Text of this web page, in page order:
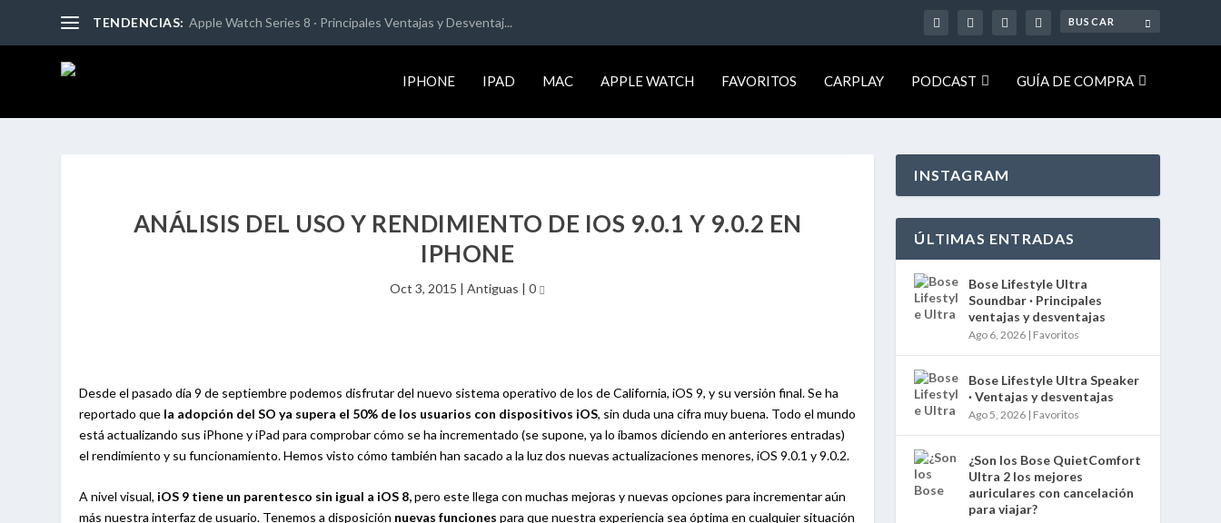
TENDENCIAS: Apple Watch Series 8 · Principales Ventajas y Desventaj...
IPHONE IPAD MAC APPLE WATCH FAVORITOS CARPLAY PODCAST GUÍA DE COMPRA
ANÁLISIS DEL USO Y RENDIMIENTO DE IOS 9.0.1 Y 9.0.2 EN
IPHONE
Oct 3, 2015 |Antiguas |0
Desde el pasado día 9 de septiembre podemos disfrutar del nuevo sistema operativo de los de California, iOS 9, y su versión final. Se ha
reportado que la adopción del SO ya supera el 50% de los usuarios con dispositivos iOS, sin duda una cifra muy buena. Todo el mundo
está actualizando sus iPhone y iPad para comprobar cómo se ha incrementado (se supone, ya lo íbamos diciendo en anteriores entradas)
el rendimiento y su funcionamiento. Hemos visto cómo también han sacado a la luz dos nuevas actualizaciones menores, iOS 9.0.1 y 9.0.2.
A nivel visual, iOS 9 tiene un parentesco sin igual a iOS 8,pero este llega con muchas mejoras y nuevas opciones para incrementar aún
más nuestra interfaz de usuario. Tenemos a disposición nuevas funciones para que nuestra experiencia sea óptima en cualquier situación
INSTAGRAM
ÚLTIMAS ENTRADAS
Bose Lifestyle Ultra
Soundbar · Principales
ventajas y desventajas
Ago 6, 2026 | Favoritos
Bose Lifestyle Ultra Speaker
· Ventajas y desventajas
Ago 5, 2026 | Favoritos
¿Son los Bose QuietComfort
Ultra 2 los mejores
auriculares con cancelación
para viajar?